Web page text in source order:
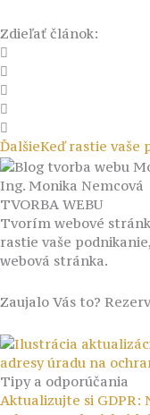
Zdieľať článok:
ĎalšieKeď rastie vaše
Ing. Monika Nemcová
TVORBA WEBU
Tvorím webové
rastie vaše
webová stránka.
Zaujalo Vás to?
Tipy a odporúčania
Aktualizujte si GDPR: